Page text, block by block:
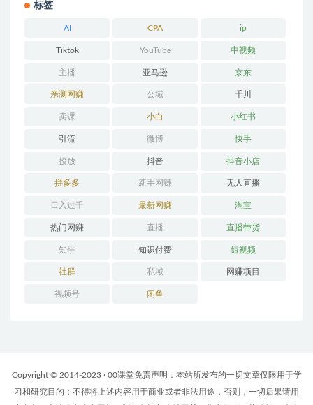
标签
AI CPA ip
Tiktok YouTube 中视频
主播 亚马逊 京东
亲测网赚 公域 千川
卖课 小白 小红书
引流 微博 快手
投放 抖音 抖音小店
拼多多 新手网赚 无人直播
日入过千 最新网赚 淘宝
热门网赚 直播 直播带货
知乎 知识付费 短视频
社群 私域 网赚项目
视频号 闲鱼
Copyright © 2014-2023 · 00课堂免责声明：本站所发布的一切文章仅限用于学
习和研究目的；不得将上述内容用于商业或者非法用途，否则，一切后果请用